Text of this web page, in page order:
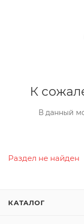
К
В данный
Раздел не найден
КАТАЛОГ